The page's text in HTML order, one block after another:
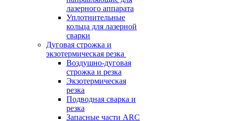
лазерного аппарата
Уплотнительные
кольца для лазерной
сварки
Дуговая строжка и
экзотермическая резка
Воздушно-дуговая
строжка и резка
Экзотермическая
резка
Подводная сварка и
резка
Запасные части ARC